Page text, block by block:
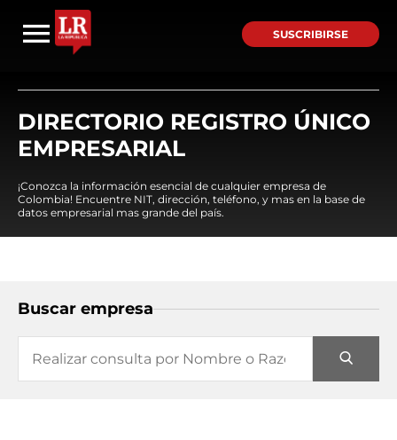
SUSCRIBIRSE
DIRECTORIO REGISTRO ÚNICO
EMPRESARIAL
¡Conozca la información esencial de cualquier empresa de
Colombia! Encuentre NIT, dirección, teléfono, y mas en la base de
datos empresarial mas grande del país.
Buscar empresa